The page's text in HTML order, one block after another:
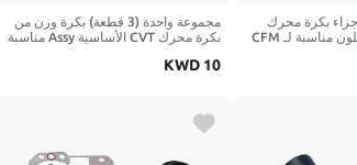
بكرة محرك
CVT منزلق من النايلون مناسبة لـ CFM
مجموعة واحدة (3 قطعة) بكرة وزن من
بكرة محرك CVT الأساسية Assy مناسبة
SSV
KWD 10